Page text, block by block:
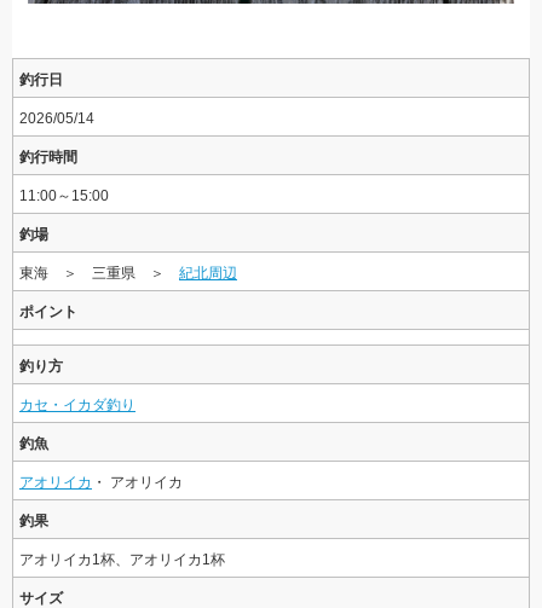
釣行日
2026/05/14
釣行時間
11:00～15:00
釣場
東海 ＞ 三重県 ＞ 紀北周辺
ポイント
釣り方
カセ・イカダ釣り
釣魚
アオリイカ ・ アオリイカ
釣果
アオリイカ1杯、アオリイカ1杯
サイズ